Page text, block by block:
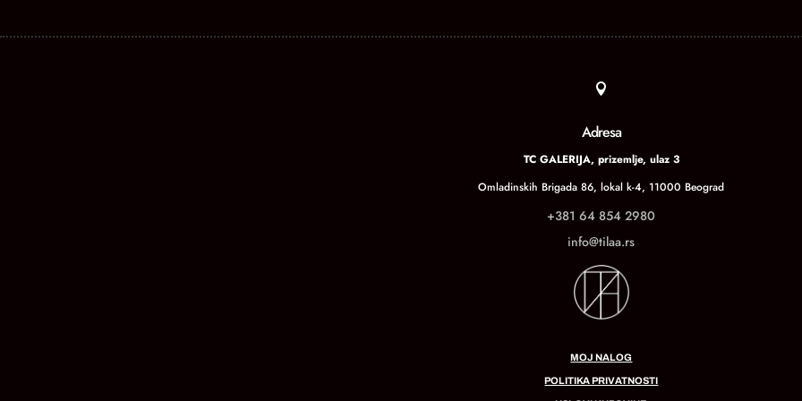

Adresa
TC GALERIJA, prizemlje, ulaz 3
Omladinskih Brigada 86, lokal k-4, 11000 Beograd
+381 64 854 2980
info@tilaa.rs
MOJ NALOG
POLITIKA PRIVATNOSTI